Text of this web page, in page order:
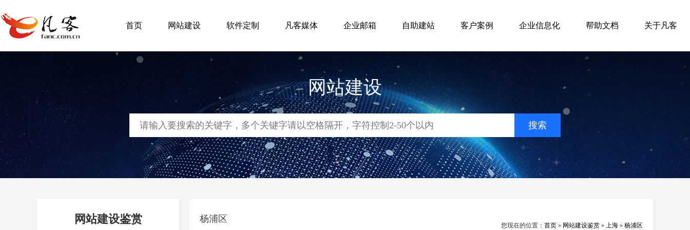
首页 网站建设 软件定制 凡客媒体 企业邮箱 自助建站 客户案例 企业信息化 帮助文档 关于凡客
网站建设
网站建设鉴赏 杨浦区
您现在的位置： 首页 » 网站建设鉴赏 » 上海 » 杨浦区